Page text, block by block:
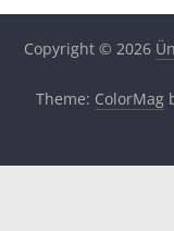
Copyright © 2026
Theme: ColorMag